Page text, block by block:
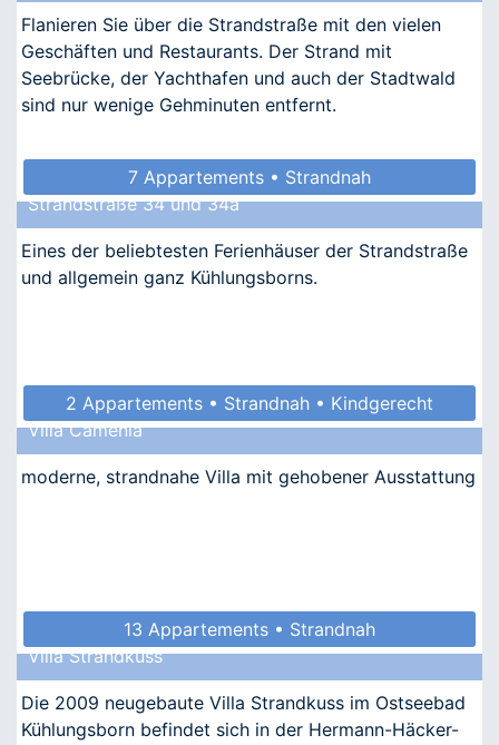
Flanieren Sie über die Strandstraße mit den vielen
Geschäften und Restaurants. Der Strand mit
Seebrücke, der Yachthafen und auch der Stadtwald
sind nur wenige Gehminuten entfernt.
7 Appartements • Strandnah
Strandstraße 34 und 34a
Eines der beliebtesten Ferienhäuser der Strandstraße
und allgemein ganz Kühlungsborns.
2 Appartements • Strandnah • Kindgerecht
Villa Camenia
moderne, strandnahe Villa mit gehobener Ausstattung
13 Appartements • Strandnah
Villa Strandkuss
Die 2009 neugebaute Villa Strandkuss im Ostseebad
Kühlungsborn befindet sich in der Hermann-Häcker-